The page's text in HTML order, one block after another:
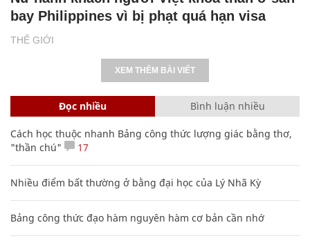
THẾ GIỚI
bay Philippines vì bị phạt quá hạn visa
XEM THÊM BÀI VIẾT
Đọc nhiều Bình luận nhiều
Cách học thuộc nhanh Bảng công thức lượng giác bằng thơ,
"thần chú"
17
Nhiều điểm bất thường ở bằng đại học của Lý Nhã Kỳ
Bảng công thức đạo hàm nguyên hàm cơ bản cần nhớ